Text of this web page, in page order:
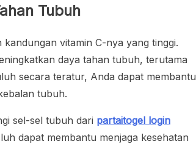
Tubuh
vitamin C-nya yang tinggi.
daya tahan tubuh, terutama
secara teratur, Anda dapat membantu
tubuh.
sel-sel tubuh dari partaitogel login
dapat membantu menjaga kesehatan